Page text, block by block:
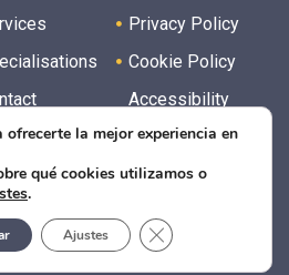
Privacy Policy
Cookie Policy
Accessibility
Statement
la mejor experiencia en
qué cookies utilizamos o
.
Ajustes Cerrar el banner